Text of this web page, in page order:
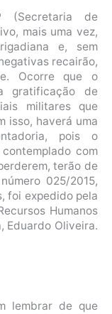
(Secretaria de
mais uma vez,
e, sem
recairão,
Ocorre que o
gratificação de
militares que
isso, haverá uma
pois o
com
terão de
025/2015,
foi expedido pela
Humanos
Eduardo Oliveira.
lembrar de que